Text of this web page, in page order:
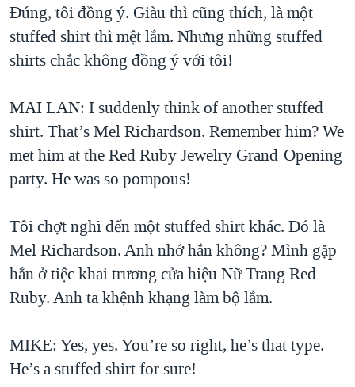
Đúng, tôi đồng ý. Giàu thì cũng thích, là một
stuffed shirt thì mệt lắm. Nhưng những stuffed
shirts chắc không đồng ý với tôi!
MAI LAN: I suddenly think of another stuffed
shirt. That’s Mel Richardson. Remember him? We
met him at the Red Ruby Jewelry Grand-Opening
party. He was so pompous!
Tôi chợt nghĩ đến một stuffed shirt khác. Đó là
Mel Richardson. Anh nhớ hắn không? Mình gặp
hắn ở tiệc khai trương cửa hiệu Nữ Trang Red
Ruby. Anh ta khệnh khạng làm bộ lắm.
MIKE: Yes, yes. You’re so right, he’s that type.
He’s a stuffed shirt for sure!